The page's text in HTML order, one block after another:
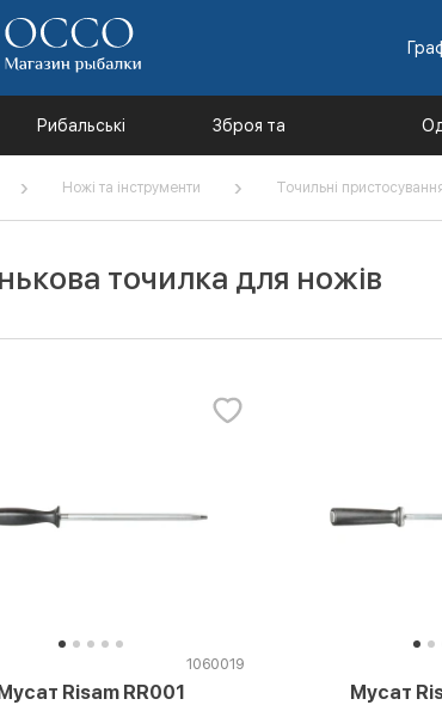
Рибальські
товари
Зброя та
комплектуючі
Ножі та інструменти Точильні
точилка для ножів
1060019
Risam RR001 Мусат